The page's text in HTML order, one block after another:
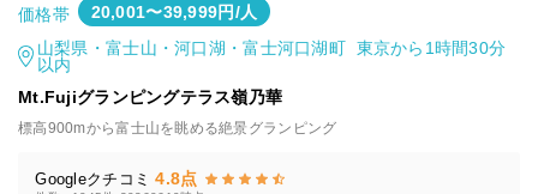
価格帯
20,001〜39,999円/人
山梨県・富士山・河口湖・富士河口湖町 東京から1時間30分
以内
Mt.Fujiグランピングテラス嶺乃華
標高900mから富士山を眺める絶景グランピング
Googleクチコミ 4.8点